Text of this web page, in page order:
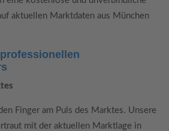
aktuellen Marktdaten aus München
Finger am Puls des Marktes. Unsere
mit der aktuellen Marktlage in